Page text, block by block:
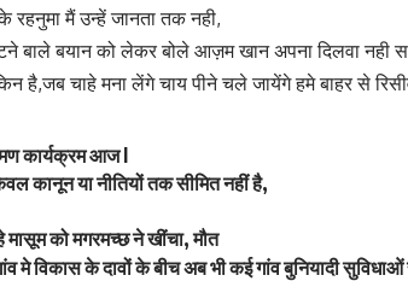
मैं उन्हें जानता तक नही,
बाले बयान को लेकर बोले आज़म खान अपना दिलवा नही
है,जब चाहे मना लेंगे चाय पीने चले जायेंगे हमे बाहर से
कार्यक्रम आज l
कानून या नीतियों तक सीमित नहीं है,
मासूम को मगरमच्छ ने खींचा, मौत
मे विकास के दावों के बीच अब भी कई गांव बुनियादी